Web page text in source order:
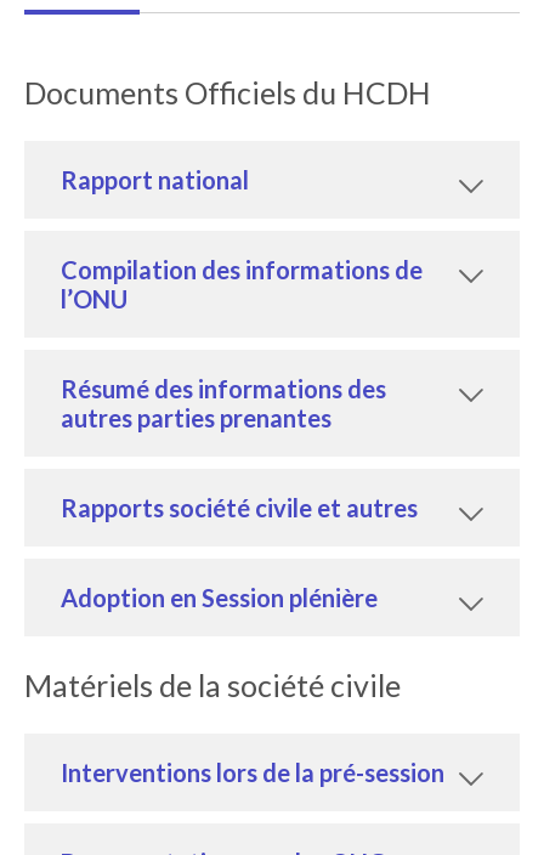
Documents Officiels du HCDH
Rapport national
Compilation des informations de
l’ONU
Résumé des informations des
autres parties prenantes
Rapports société civile et autres
Adoption en Session plénière
Matériels de la société civile
Interventions lors de la pré-session